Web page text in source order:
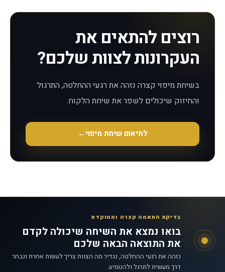
רוצים להתאים את
העקרונות לצוות שלכם?
בשיחת מיפוי קצרה נזהה את רגעי ההחלטה, התרגול
והחיזוק שיכולים לשפר את שיחת הלקוח.
לתיאום שיחת מיפוי←
בדיקת התאמה קצרה וממוקדת
בואו נמצא את השיחה שיכולה לקדם
את התוצאה הבאה שלכם
נזהה את רגעי ההחלטה, נגדיר מה הצוות צריך לעשות אחרת ונבחר
דרך מעשית לתרגל ולהטמיע.